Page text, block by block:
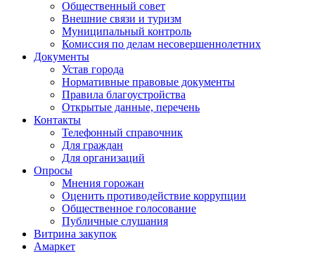
Общественный совет
Внешние связи и туризм
Муниципальный контроль
Комиссия по делам несовершеннолетних
Документы
Устав города
Нормативные правовые документы
Правила благоустройства
Открытые данные, перечень
Контакты
Телефонный справочник
Для граждан
Для организаций
Опросы
Мнения горожан
Оценить противодействие коррупции
Общественное голосование
Публичные слушания
Витрина закупок
Амаркет